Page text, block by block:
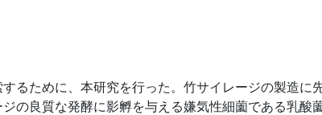
るために、本研究を行った。竹サイレージの製造に
の良質な発酵に影孵を与える嫌気性細薗である乳酸